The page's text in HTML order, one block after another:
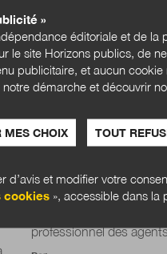
Comprendre ce que
élus : une interrogation
professionnel des
»
éditoriale et de la
le site Horizons publics, de
publicitaire, et aucun cookie
notre démarche et découvrir
MES CHOIX TOUT
d’avis et modifier votre
cookies », accessible dans la